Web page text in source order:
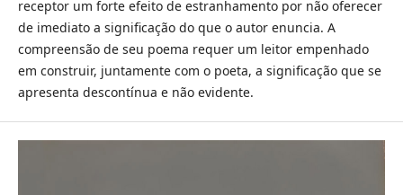
receptor um forte efeito de estranhamento por não oferecer
de imediato a significação do que o autor enuncia. A
compreensão de seu poema requer um leitor empenhado
em construir, juntamente com o poeta, a significação que se
apresenta descontínua e não evidente.